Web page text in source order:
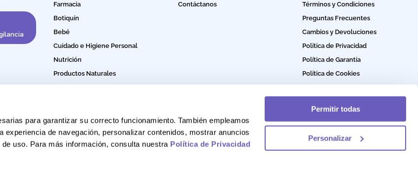
para garantizar su correcto funcionamiento. También empleamos
experiencia de navegación, personalizar contenidos, mostrar anuncios
uso. Para más información, consulta nuestra Política de Privacidad
Permitir todas
Personalizar
Farmacia
Botiquín
Bebé
Cuidado e Higiene Personal
Nutrición
Productos Naturales
Contáctanos
Términos y Condiciones
Preguntas Frecuentes
Cambios y Devoluciones
Política de Privacidad
Política de Garantía
Política de Cookies